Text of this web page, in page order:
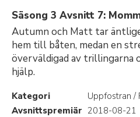
Säsong 3 Avsnitt 7:
Autumn och Matt tar
hem till båten, medan en
överväldigad av trillingarna
hjälp.
Kategori
Uppfostran /
Avsnittspremiär 2018-08-21